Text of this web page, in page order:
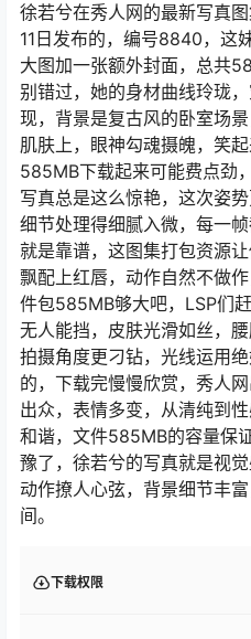
徐若兮在秀人网的最新写真
11日发布的，编号8840，这
大图加一张额外封面，总共
别错过，她的身材曲线玲珑
现，背景是复古风的卧室场
肌肤上，眼神勾魂摄魄，笑
585MB下载起来可能费点劲
写真总是这么惊艳，这次姿
细节处理得细腻入微，每一
就是靠谱，这图集打包资源
飘配上红唇，动作自然不做
件包585MB够大吧，LSP们
无人能挡，皮肤光滑如丝，
拍摄角度更刁钻，光线运用
的，下载完慢慢欣赏，秀人
出众，表情多变，从清纯到
和谐，文件585MB的容量保
豫了，徐若兮的写真就是视
动作撩人心弦，背景细节丰
间。
下载权限